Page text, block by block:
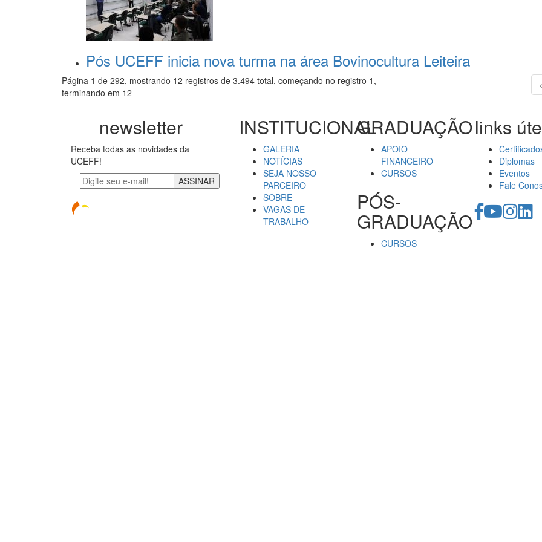
Pós UCEFF inicia nova turma na área Bovinocultura Leiteira
Página 1 de 292, mostrando 12 registros de 3.494 total, começando no registro 1,
terminando em 12
newsletter
Receba todas as novidades da
UCEFF!
ASSINAR
INSTITUCIONAL
GALERIA
NOTÍCIAS
SEJA NOSSO
PARCEIRO
SOBRE
VAGAS DE
TRABALHO
GRADUAÇÃO
APOIO
FINANCEIRO
CURSOS
PÓS-
GRADUAÇÃO
CURSOS
links
Diplomas
Eventos
Fale